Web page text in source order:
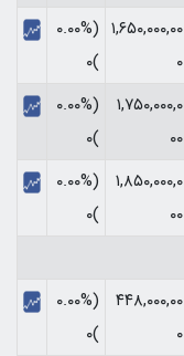
۱,۶۵۰,۰۰۰,۰۰
۰
(۰.۰۰%
)۰
۱,۷۵۰,۰۰۰,۰
۰۰
(۰.۰۰%
)۰
۱,۸۵۰,۰۰۰,۰
۰۰
(۰.۰۰%
)۰
۴۴۸,۰۰۰,۰۰
۰
(۰.۰۰%
)۰